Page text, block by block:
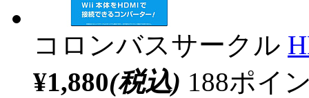
コロンバスサークル
¥1,880(税込) 188ポイ